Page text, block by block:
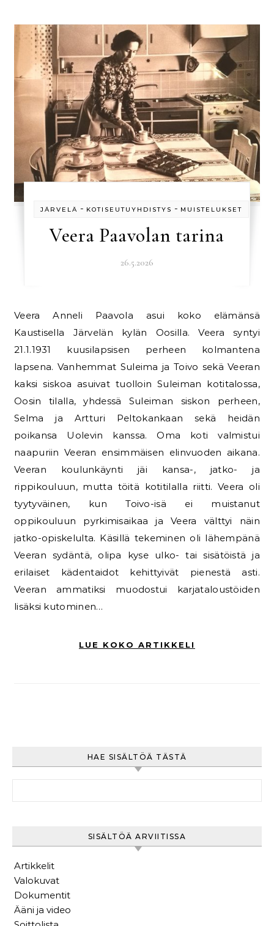
JÄRVELÄ - KOTISEUTUYHDISTYS - MUISTELUKSET
Veera Paavolan tarina
26.5.2026
Veera Anneli Paavola asui koko elämänsä
Kaustisella Järvelän kylän Oosilla. Veera syntyi
21.1.1931 kuusilapsisen perheen kolmantena
lapsena. Vanhemmat Suleima ja Toivo sekä Veeran
kaksi siskoa asuivat tuolloin Suleiman kotitalossa,
Oosin tilalla, yhdessä Suleiman siskon perheen,
Selma ja Artturi Peltokankaan sekä heidän
poikansa Uolevin kanssa. Oma koti valmistui
naapuriin Veeran ensimmäisen elinvuoden aikana.
Veeran koulunkäynti jäi kansa-, jatko- ja
rippikouluun, mutta töitä kotitilalla riitti. Veera oli
tyytyväinen, kun Toivo-isä ei muistanut
oppikouluun pyrkimisaikaa ja Veera välttyi näin
jatko-opiskelulta. Käsillä tekeminen oli lähempänä
Veeran sydäntä, olipa kyse ulko- tai sisätöistä ja
erilaiset kädentaidot kehittyivät pienestä asti.
Veeran ammatiksi muodostui karjataloustöiden
lisäksi kutominen…
LUE KOKO ARTIKKELI
HAE SISÄLTÖÄ TÄSTÄ
SISÄLTÖÄ ARVIITISSA
Artikkelit
Valokuvat
Dokumentit
Ääni ja video